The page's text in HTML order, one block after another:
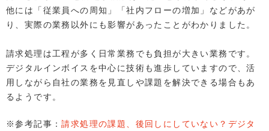
他には「従業員への周知」「社内フローの増加」などがあが
り、実際の業務以外にも影響があったことがわかりました。
請求処理は工程が多く日常業務でも負担が大きい業務です。
デジタルインボイスを中心に技術も進歩していますので、活
用しながら自社の業務を見直しや課題を解決できる場合もあ
るようです。
※参考記事：請求処理の課題、後回しにしていない？デジタ